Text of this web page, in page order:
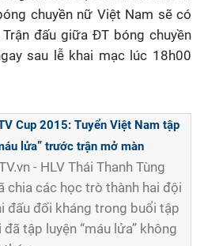
chuyền nữ Việt Nam sẽ có
đấu giữa ĐT bóng chuyền
sau lễ khai mạc lúc 18h00
Cup 2015: Tuyển Việt Nam tập
lửa” trước trận mở màn
- HLV Thái Thanh Tùng
chia các học trò thành hai đội
đấu đối kháng trong buổi tập
tập luyện “máu lửa” không